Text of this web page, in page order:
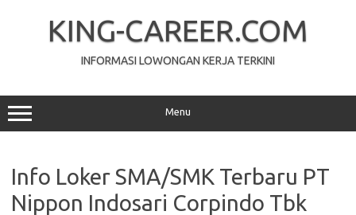
KING-CAREER.COM
INFORMASI LOWONGAN KERJA TERKINI
Menu
Info Loker SMA/SMK Terbaru PT
Nippon Indosari Corpindo Tbk